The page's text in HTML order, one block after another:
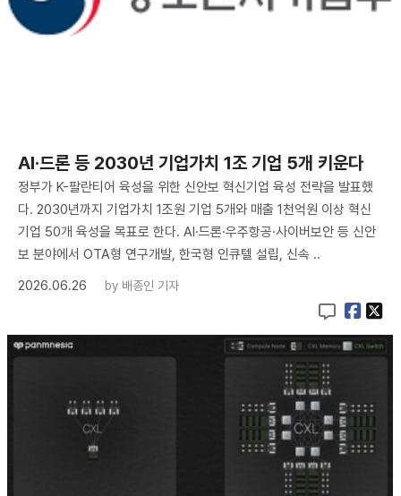
AI·드론 등 2030년 기업가치 1조 기업 5개 키운다
정부가 K-팔란티어 육성을 위한 신안보 혁신기업 육성 전략을 발표했
다. 2030년까지 기업가치 1조원 기업 5개와 매출 1천억원 이상 혁신
기업 50개 육성을 목표로 한다. AI·드론·우주항공·사이버보안 등 신안
보 분야에서 OTA형 연구개발, 한국형 인큐텔 설립, 신속 ..
2026.06.26
by 배종인 기자